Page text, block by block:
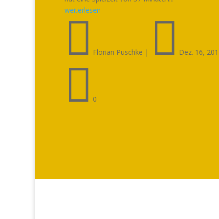
weiterlesen
 Florian Puschke |  Dez. 16,
 0